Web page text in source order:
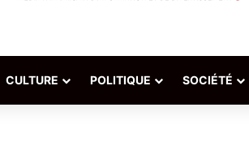
CULTURE POLITIQUE SOCIÉTÉ